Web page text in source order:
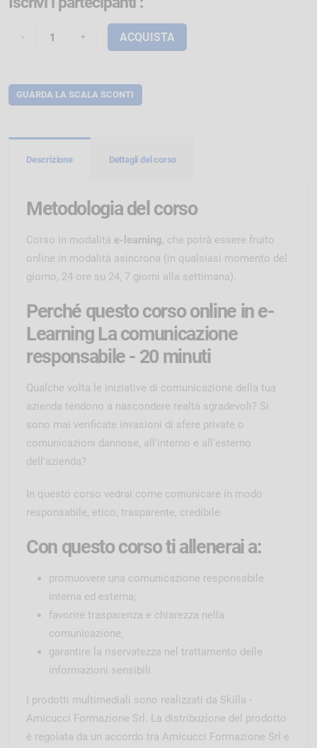
ACQUISTA
GUARDA LA SCALA SCONTI
Descrizione Dettagli del corso
Metodologia del corso
Corso in modalità e-learning, che potrà essere fruito
online in modalità asincrona (in qualsiasi momento del
giorno, 24 ore su 24, 7 giorni alla settimana).
Perché questo corso online in e-
Learning La comunicazione
responsabile - 20 minuti
Qualche volta le iniziative di comunicazione della tua
azienda tendono a nascondere realtà sgradevoli? Si
sono mai verificate invasioni di sfere private o
comunicazioni dannose, all'interno e all'esterno
dell'azienda?
In questo corso vedrai come comunicare in modo
responsabile, etico, trasparente, credibile.
Con questo corso ti allenerai a:
promuovere una comunicazione responsabile
interna ed esterna;
favorire trasparenza e chiarezza nella
comunicazione;
garantire la riservatezza nel trattamento delle
informazioni sensibili.
I prodotti multimediali sono realizzati da Skilla -
Amicucci Formazione Srl. La distribuzione del prodotto
è regolata da un accordo tra Amicucci Formazione Srl e